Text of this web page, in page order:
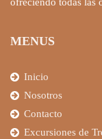
MENUS
Inicio
Nosotros
Contacto
Excursiones de